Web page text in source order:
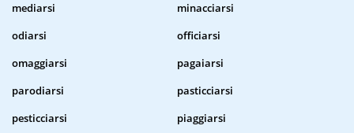
mediarsi
minacciarsi
odiarsi
officiarsi
omaggiarsi
pagaiarsi
parodiarsi
pasticciarsi
pesticciarsi
piaggiarsi